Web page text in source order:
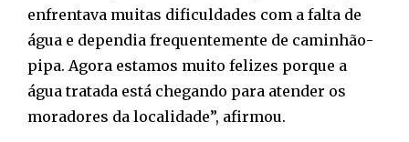
enfrentava muitas dificuldades com a falta de
água e dependia frequentemente de caminhão-
pipa. Agora estamos muito felizes porque a
água tratada está chegando para atender os
moradores da localidade”, afirmou.